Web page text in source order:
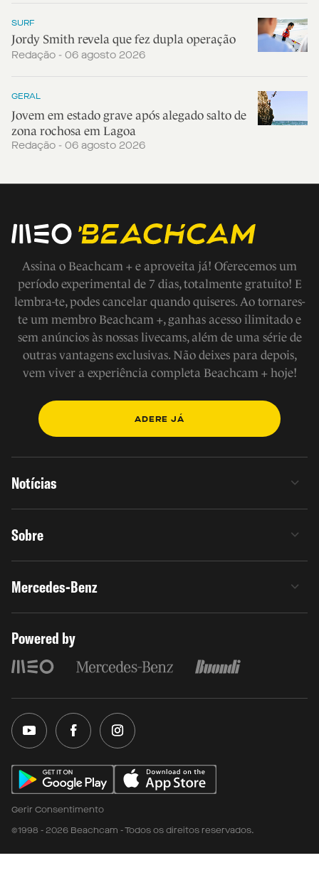
SURF
Jordy Smith revela que fez dupla operação
Redação - 06 agosto 2026
GERAL
Jovem em estado grave após alegado salto de
zona rochosa em Lagoa
Redação - 06 agosto 2026
Assina o Beachcam + e aproveita já! Oferecemos um
período experimental de 7 dias, totalmente gratuito! E
lembra-te, podes cancelar quando quiseres. Ao tornares-
te um membro Beachcam +, ganhas acesso ilimitado e
sem anúncios às nossas livecams, além de uma série de
outras vantagens exclusivas. Não deixes para depois,
vem viver a experiência completa Beachcam + hoje!
ADERE JÁ
Notícias
Sobre
Mercedes-Benz
Powered by
Gerir Consentimento
©1998 - 2026 Beachcam - Todos os direitos reservados.